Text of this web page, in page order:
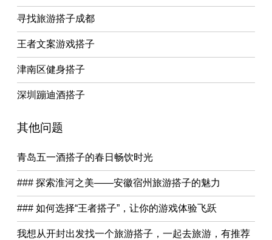
寻找旅游搭子成都
王者文案游戏搭子
津南区健身搭子
深圳蹦迪酒搭子
其他问题
青岛五一酒搭子的春日畅饮时光
### 探索淮河之美——安徽宿州旅游搭子的魅力
### 如何选择“王者搭子”，让你的游戏体验飞跃
我想从开封出发找一个旅游搭子，一起去旅游，有推荐